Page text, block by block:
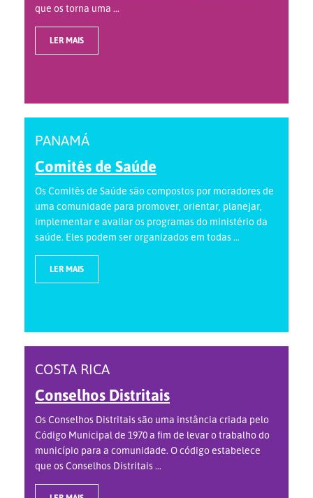
que os torna uma ...
LER MAIS
PANAMÁ
Comitês de Saúde
Os Comitês de Saúde são compostos por moradores de
uma comunidade para promover, orientar, planejar,
implementar e avaliar os programas do ministério da
saúde. Eles podem ser organizados em todas ...
LER MAIS
COSTA RICA
Conselhos Distritais
Os Conselhos Distritais são uma instância criada pelo
Código Municipal de 1970 a fim de levar o trabalho do
município para a comunidade. O código estabelece
que os Conselhos Distritais ...